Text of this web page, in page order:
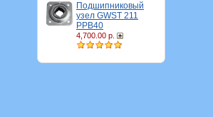
Подшипниковый
узел GWST 211
PPB40
4,700.00 р.